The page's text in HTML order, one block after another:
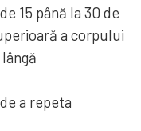
15 până la 30 de
a corpului
a repeta